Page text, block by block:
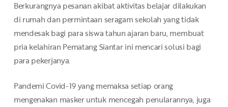
Berkurangnya pesanan akibat aktivitas belajar dilakukan
di rumah dan permintaan seragam sekolah yang tidak
mendesak bagi para siswa tahun ajaran baru, membuat
pria kelahiran Pematang Siantar ini mencari solusi bagi
para pekerjanya.
Pandemi Covid-19 yang memaksa setiap orang
mengenakan masker untuk mencegah penularannya, juga